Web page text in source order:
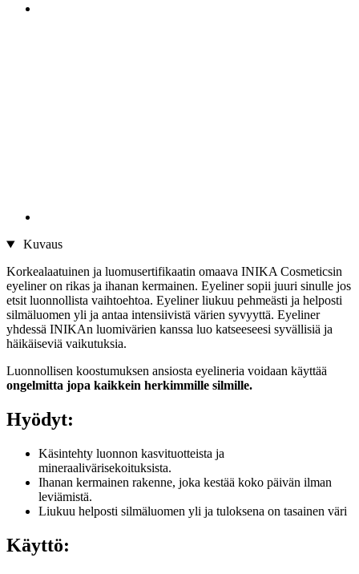
Kuvaus
Korkealaatuinen ja luomusertifikaatin omaava INIKA Cosmeticsin
eyeliner on rikas ja ihanan kermainen. Eyeliner sopii juuri sinulle jos
etsit luonnollista vaihtoehtoa. Eyeliner liukuu pehmeästi ja helposti
silmäluomen yli ja antaa intensiivistä värien syvyyttä. Eyeliner
yhdessä INIKAn luomivärien kanssa luo katseeseesi syvällisiä ja
häikäiseviä vaikutuksia.
Luonnollisen koostumuksen ansiosta eyelineria voidaan käyttää
ongelmitta jopa kaikkein herkimmille silmille.
Hyödyt:
Käsintehty luonnon kasvituotteista ja
mineraalivärisekoituksista.
Ihanan kermainen rakenne, joka kestää koko päivän ilman
leviämistä.
Liukuu helposti silmäluomen yli ja tuloksena on tasainen väri
Käyttö: